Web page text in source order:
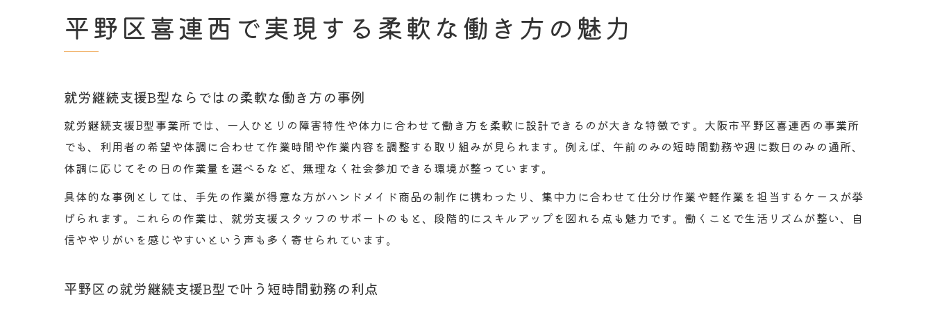
平野区喜連西で実現する柔軟な働き方の魅力
就労継続支援B型ならではの柔軟な働き方の事例
就労継続支援B型事業所では、一人ひとりの障害特性や体力に合わせて働き方を柔軟に設計できるのが大きな特徴です。大阪市平野区喜連西の事業所
でも、利用者の希望や体調に合わせて作業時間や作業内容を調整する取り組みが見られます。例えば、午前のみの短時間勤務や週に数日のみの通所、
体調に応じてその日の作業量を選べるなど、無理なく社会参加できる環境が整っています。
具体的な事例としては、手先の作業が得意な方がハンドメイド商品の制作に携わったり、集中力に合わせて仕分け作業や軽作業を担当するケースが挙
げられます。これらの作業は、就労支援スタッフのサポートのもと、段階的にスキルアップを図れる点も魅力です。働くことで生活リズムが整い、自
信ややりがいを感じやすいという声も多く寄せられています。
平野区の就労継続支援B型で叶う短時間勤務の利点